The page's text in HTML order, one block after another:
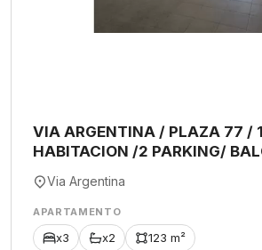
VIA ARGENTINA / PLAZA 77 /
HABITACION /2 PARKING/
Via Argentina
APARTAMENTO
x3 x2 123 m²